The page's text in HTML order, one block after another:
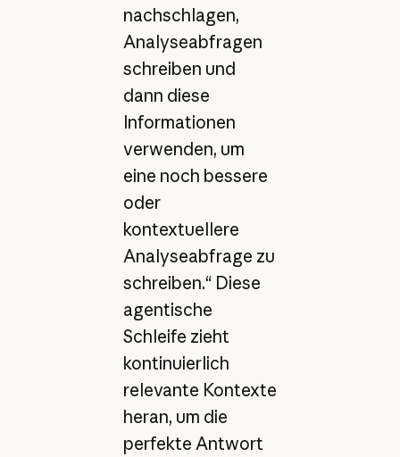
nachschlagen,
Analyseabfragen
schreiben und
dann diese
Informationen
verwenden, um
eine noch bessere
oder
kontextuellere
Analyseabfrage zu
schreiben.“ Diese
agentische
Schleife zieht
kontinuierlich
relevante Kontexte
heran, um die
perfekte Antwort